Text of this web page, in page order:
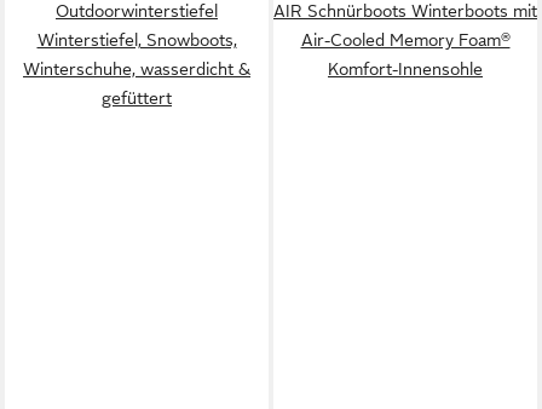
Outdoorwinterstiefel
Winterstiefel, Snowboots,
Winterschuhe, wasserdicht &
gefüttert
AIR Schnürboots Winterboots mit
Air-Cooled Memory Foam®
Komfort-Innensohle